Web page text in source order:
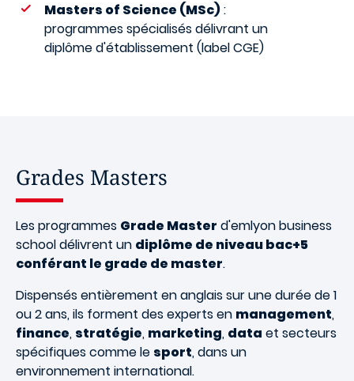
Masters of Science (MSc):
programmes spécialisés délivrant un
diplôme d'établissement (label CGE)
Grades Masters
Les programmes Grade Master d'emlyon business
school délivrent un diplôme de niveau bac+5
conférant le grade de master.
Dispensés entièrement en anglais sur une durée de 1
ou 2 ans, ils forment des experts en management,
finance, stratégie, marketing, data et secteurs
spécifiques comme le sport, dans un
environnement international.